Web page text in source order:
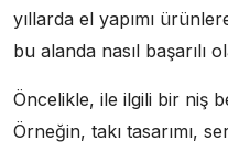
yıllarda el yapımı
bu alanda nasıl başarılı
Öncelikle, ile ilgili bir niş
Örneğin, takı tasarımı,